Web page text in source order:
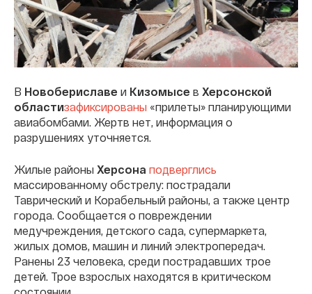
В Новобериславе и Кизомысе в Херсонской
областизафиксированы «прилеты» планирующими
авиабомбами. Жертв нет, информация о
разрушениях уточняется.
Жилые районы Херсона подверглись
массированному обстрелу: пострадали
Таврический и Корабельный районы, а также центр
города. Сообщается о повреждении
медучреждения, детского сада, супермаркета,
жилых домов, машин и линий электропередач.
Ранены 23 человека, среди пострадавших трое
детей. Трое взрослых находятся в критическом